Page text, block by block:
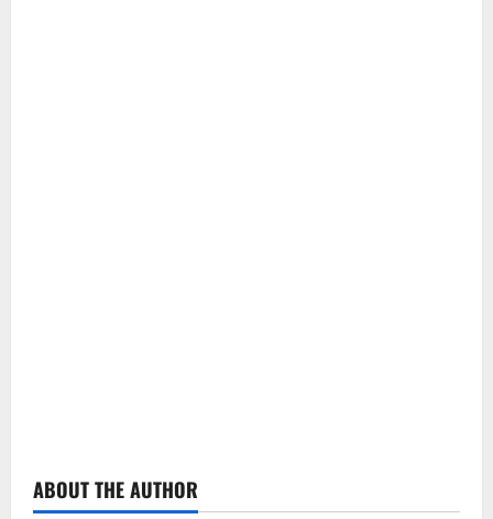
ABOUT THE AUTHOR